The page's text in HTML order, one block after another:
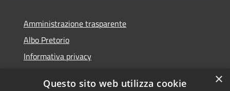
Amministrazione trasparente
Albo Pretorio
Informativa privacy
×
Questo sito web utilizza cookie